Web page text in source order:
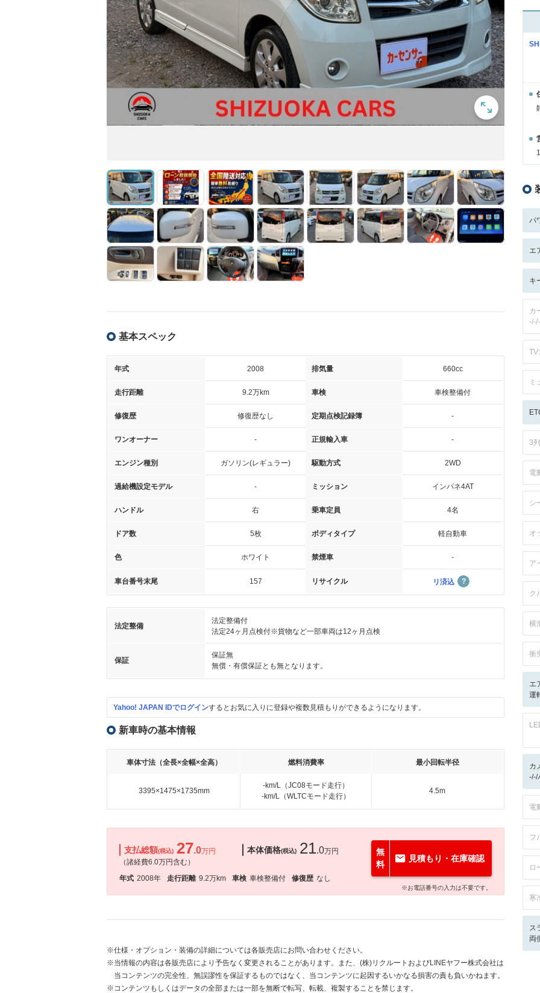
基本スペック
年式 2008 排気量 660cc
走行距離 9.2万km 車検 車検整備付
修復歴 修復歴なし 定期点検記録簿 -
ワンオーナー - 正規輸入車 -
エンジン種別 ガソリン(レギュラー) 駆動方式 2WD
過給機設定モデル - ミッション インパネ4AT
ハンドル 右 乗車定員 4名
ドア数 5枚 ボディタイプ 軽自動車
色 ホワイト 禁煙車 -
車台番号末尾 157 リサイクル リ済込
法定整備
法定整備付
法定24ヶ月点検付※貨物など一部車両は12ヶ月点検
保証
保証無
無償・有償保証とも無となります。
Yahoo! JAPAN IDでログインするとお気に入りに登録や複数見積もりができるようになります。
新車時の基本情報
車体寸法（全長×全幅×全高） 燃料消費率 最小回転半径
3395×1475×1735mm
-km/L（JC08モード走行）
-km/L（WLTCモード走行）
4.5m
支払総額(税込) 27.0万円
（諸経費6.0万円含む）
本体価格(税込) 21.0万円
年式 2008年 走行距離 9.2万km 車検 車検整備付 修復歴 なし
無
料
見積もり・在庫確認
※お電話番号の入力は不要です。
※仕様・オプション・装備の詳細については各販売店にお問い合わせください。
※当情報の内容は各販売店により予告なく変更されることがあります。また、(株)リクルートおよびLINEヤフー株式会社は
当コンテンツの完全性、無誤謬性を保証するものではなく、当コンテンツに起因するいかなる損害の責も負いかねます。
※コンテンツもしくはデータの全部または一部を無断で転写、転載、複製することを禁じます。
パ
エ
キ
カ
ミ
3
電
シ
オ
ア
ク
横
衝
エ
運
カ
-/-/
電
フ
ロ
寒
ス
両